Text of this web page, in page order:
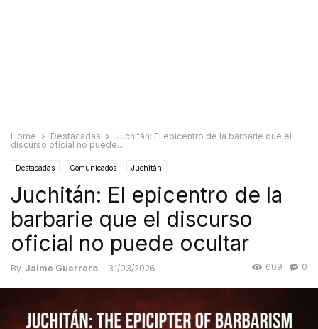
Home Destacadas
Juchitán: El epicentro de la barbarie que el
discurso oficial no puede...
Destacadas Comunicados Juchitán
Juchitán: El epicentro de la
barbarie que el discurso
oficial no puede ocultar
By Jaime Guerrero - 31/03/2026 0
609